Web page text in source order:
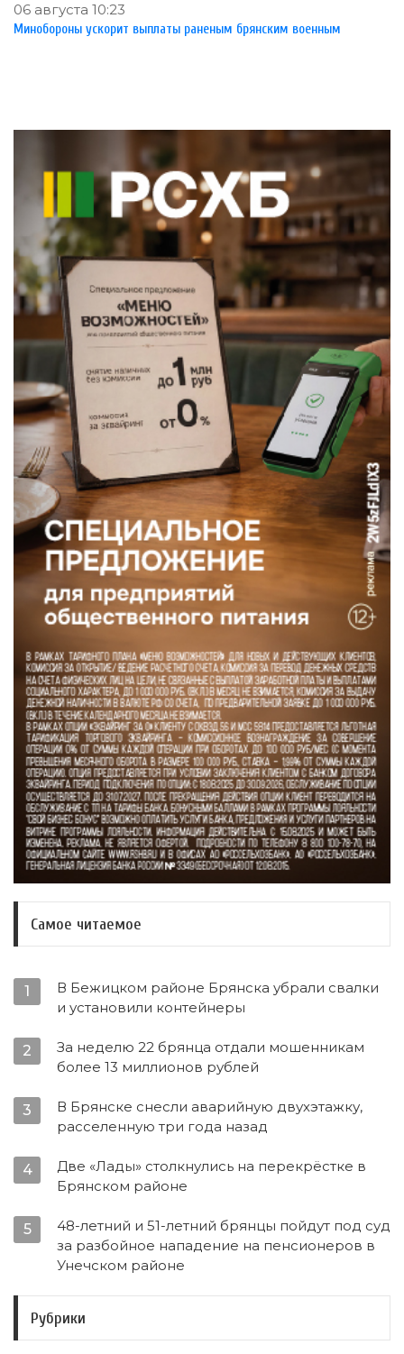
06 августа 10:23
Минобороны ускорит выплаты раненым брянским военным
Самое читаемое
1
В Бежицком районе Брянска убрали свалки
и установили контейнеры
2
За неделю 22 брянца отдали мошенникам
более 13 миллионов рублей
3
В Брянске снесли аварийную двухэтажку,
расселенную три года назад
4
Две «Лады» столкнулись на перекрёстке в
Брянском районе
5
48-летний и 51-летний брянцы пойдут под суд
за разбойное нападение на пенсионеров в
Унечском районе
Рубрики